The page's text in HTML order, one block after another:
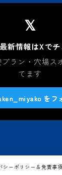
𝕏
新情報はXでチ
ラン・穴場ス
てます
をフ
シーポリシー＆免責事項